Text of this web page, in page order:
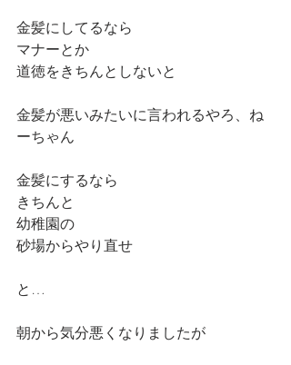
金髪にしてるなら
マナーとか
道徳をきちんとしないと
金髪が悪いみたいに言われるやろ、ね
ーちゃん
金髪にするなら
きちんと
幼稚園の
砂場からやり直せ
と…
朝から気分悪くなりましたが